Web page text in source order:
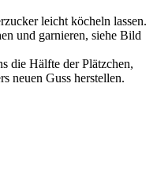
leicht köcheln lassen.
und garnieren, siehe Bild
die Hälfte der Plätzchen,
neuen Guss herstellen.